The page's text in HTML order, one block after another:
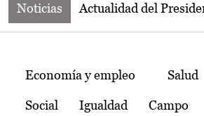
Noticias Actualidad del
Temas
Economía y empleo Salud
Social Igualdad Campo